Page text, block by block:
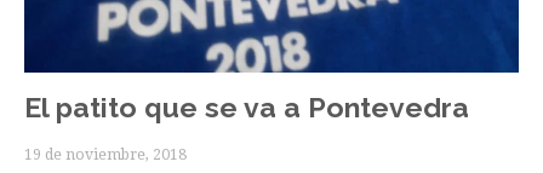
El patito que se va a Pontevedra
19 de noviembre, 2018